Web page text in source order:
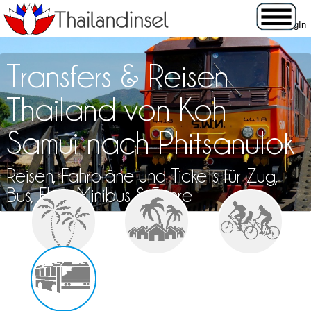
Transfers & Reisen
Thailand von Koh
Samui nach Phitsanulok
Reisen, Fahrpläne und Tickets für Zug,
Bus, Flug, Minibus & Fähre